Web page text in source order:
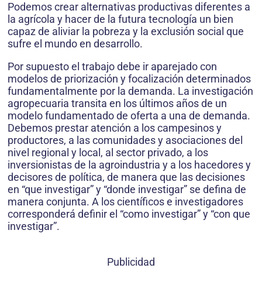
Podemos crear alternativas productivas diferentes a
la agrícola y hacer de la futura tecnología un bien
capaz de aliviar la pobreza y la exclusión social que
sufre el mundo en desarrollo.
Por supuesto el trabajo debe ir aparejado con
modelos de priorización y focalización determinados
fundamentalmente por la demanda. La investigación
agropecuaria transita en los últimos años de un
modelo fundamentado de oferta a una de demanda.
Debemos prestar atención a los campesinos y
productores, a las comunidades y asociaciones del
nivel regional y local, al sector privado, a los
inversionistas de la agroindustria y a los hacedores y
decisores de política, de manera que las decisiones
en “que investigar” y “donde investigar” se defina de
manera conjunta. A los científicos e investigadores
corresponderá definir el “como investigar” y “con que
investigar”.
Publicidad